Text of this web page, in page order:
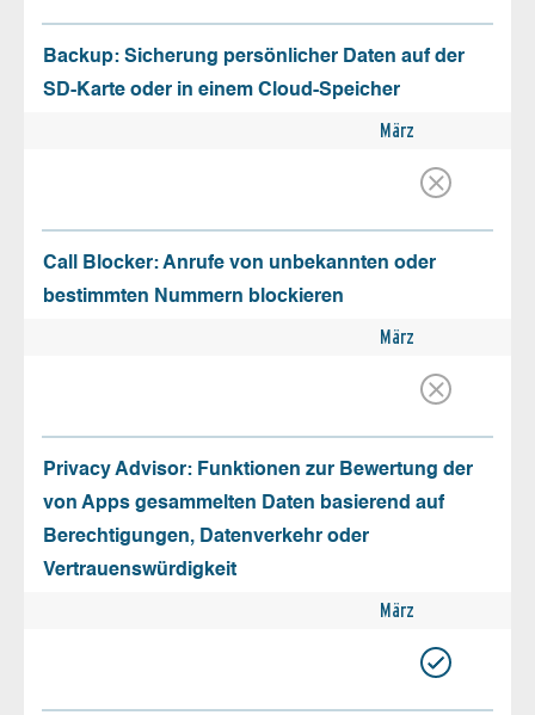
Backup: Sicherung persönlicher Daten auf der
SD-Karte oder in einem Cloud-Speicher
März
Call Blocker: Anrufe von unbekannten oder
bestimmten Nummern blockieren
März
Privacy Advisor: Funktionen zur Bewertung der
von Apps gesammelten Daten basierend auf
Berechtigungen, Datenverkehr oder
Vertrauenswürdigkeit
März